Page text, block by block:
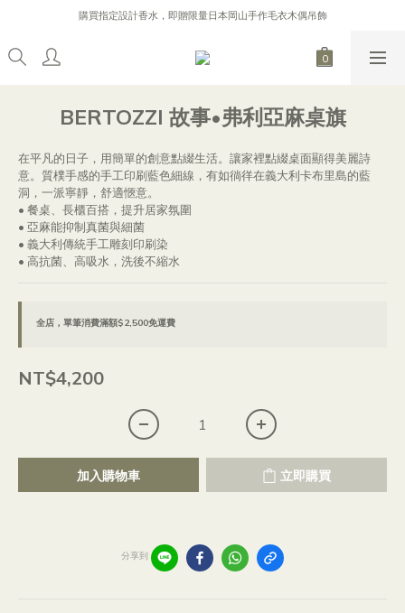
購買指定設計香水，即贈限量日本岡山手作毛衣木偶吊飾
購買指定設計香水，即贈限量日本岡山手作毛衣木偶吊飾
逐日 Line 好友募集中，加入 Line 好友，贈 200 元購物金！
購買指定設計香水，即贈限量日本岡山手作毛衣木偶吊飾
BERTOZZI 故事•弗利亞麻桌旗
在平凡的日子，用簡單的創意點綴生活。讓家裡點綴桌面顯得美麗詩
意。質樸手感的手工印刷藍色細線，有如徜徉在義大利卡布里島的藍
洞，一派寧靜，舒適愜意。
• 餐桌、長櫃百搭，提升居家氛圍
• 亞麻能抑制真菌與細菌
• 義大利傳統手工雕刻印刷染
• 高抗菌、高吸水，洗後不縮水
全店，單筆消費滿額$2,500免運費
NT$4,200
加入購物車 立即購買
分享到